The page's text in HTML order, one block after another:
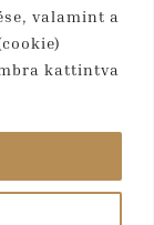
valamint a
kattintva
Fibula